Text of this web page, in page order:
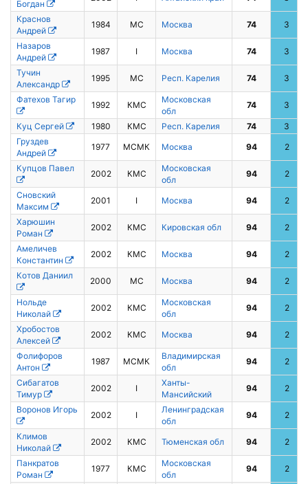
Богдан
Краснов
Андрей
1984 МС Москва 74 3
Назаров
Андрей
1987 I Москва 74 3
Тучин
Алекcандр
1995 МС Респ. Карелия 74 3
Фатехов Тагир
1992 КМС
Московская
обл
74 3
Куц Сергей 1980 КМС Респ. Карелия 74
3
Груздев
Андрей
1977 МСМК Москва 94 2
Купцов Павел
2002 КМС
Московская
обл
94 2
Сновский
Максим
2001 I Москва 94 2
Харюшин
Роман
2002 КМС Кировская обл 94 2
Амеличев
Константин
2002 КМС Москва 94 2
Котов Даниил
2000 МС Москва 94 2
Нольде
Николай
2002 КМС
Московская
обл
94 2
Хробостов
Алексей
2002 КМС Москва 94 2
Фолифоров
Антон
1987 МСМК
Владимирская
обл
94 2
Сибагатов
Тимур
2002 I
Ханты-
Мансийский
94 2
Воронов Игорь
2002 I
Ленинградская
обл
94 2
Климов
Николай
2002 КМС Тюменская обл 94 2
Панкратов
Роман
1977 КМС
Московская
обл
94 2